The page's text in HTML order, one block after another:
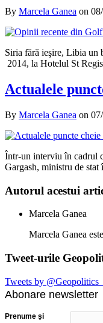
By Marcela Ganea on
Siria fără ieşire, Libia un
2014, la Hotelul St
Actualele
By Marcela Ganea on
Într-un interviu în cadrul
Gargash, ministru de
Autorul acestui
Marcela Ganea
Marcela Ganea
Tweet-urile
Tweets by
Abonare newsletter
Prenume şi